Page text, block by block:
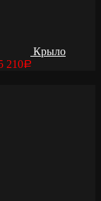
Крыло
210Р